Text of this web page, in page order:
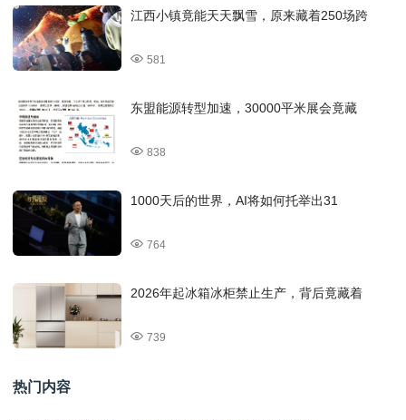
江西小镇竟能天天飘雪，原来藏着250场跨
581
东盟能源转型加速，30000平米展会竟藏
838
1000天后的世界，AI将如何托举出31
764
2026年起冰箱冰柜禁止生产，背后竟藏着
739
热门内容